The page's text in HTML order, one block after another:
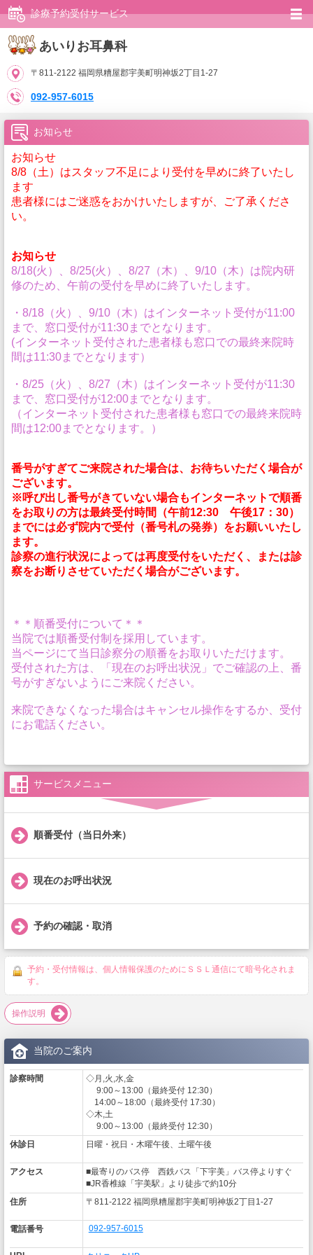
診療予約受付サービス
あいりお耳鼻科
〒811-2122 福岡県糟屋郡宇美町明神坂2丁目1-27
092-957-6015
サービスメニュー
順番受付（当日外来）
現在のお呼出状況
予約の確認・取消
予約・受付情報は、個人情報保護のためにＳＳＬ通信にて暗号化されま
す。
操作説明
お知らせ
お知らせ
8/8（土）はスタッフ不足により受付を早めに終了いたし
ます
患者様にはご迷惑をおかけいたしますが、ご了承くださ
い。
お知らせ
8/18(火）、8/25(火）、8/27（木）、9/10（木）は院内研
修のため、午前の受付を早めに終了いたします。
・8/18（火）、9/10（木）はインターネット受付が11:00
まで、窓口受付が11:30までとなります。
(インターネット受付された患者様も窓口での最終来院時
間は11:30までとなります）
・8/25（火）、8/27（木）はインターネット受付が11:30
まで、窓口受付が12:00までとなります。
（インターネット受付された患者様も窓口での最終来院時
間は12:00までとなります。）
番号がすぎてご来院された場合は、お待ちいただく場合が
ございます。
※呼び出し番号がきていない場合もインターネットで順番
をお取りの方は最終受付時間（午前12:30 午後17：30）
までには必ず院内で受付（番号札の発券）をお願いいたし
ます。
診察の進行状況によっては再度受付をいただく、または診
察をお断りさせていただく場合がございます。
＊＊順番受付について＊＊
当院では順番受付制を採用しています。
当ページにて当日診察分の順番をお取りいただけます。
受付された方は、「現在のお呼出状況」でご確認の上、番
号がすぎないようにご来院ください。
来院できなくなった場合はキャンセル操作をするか、受付
にお電話ください。
当院のご案内
診察時間
◇月,火,水,金
9:00～13:00（最終受付 12:30）
14:00～18:00（最終受付 17:30）
◇木,土
9:00～13:00（最終受付 12:30）
休診日
日曜・祝日・木曜午後、土曜午後
アクセス
■最寄りのバス停 西鉄バス「下宇美」バス停よりすぐ
■JR香椎線「宇美駅」より徒歩で約10分
住所
〒811-2122 福岡県糟屋郡宇美町明神坂2丁目1-27
電話番号 092-957-6015